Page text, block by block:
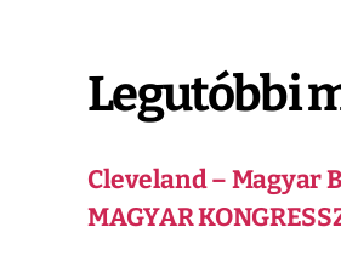
Legutóbbi
Cleveland – Magyar
MAGYAR